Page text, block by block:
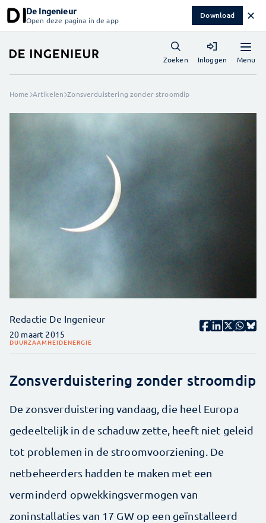
De Ingenieur
Open deze pagina in de app Download ✕
Menu
Zoeken Inloggen
Home Artikelen Zonsverduistering zonder stroomdip
Redactie De Ingenieur
20 maart 2015
DUURZAAMHEIDENERGIE
Zonsverduistering zonder stroomdip
De zonsverduistering vandaag, die heel Europa
gedeeltelijk in de schaduw zette, heeft niet geleid
tot problemen in de stroomvoorziening. De
netbeheerders hadden te maken met een
verminderd opwekkingsvermogen van
zoninstallaties van 17 GW op een geïnstalleerd